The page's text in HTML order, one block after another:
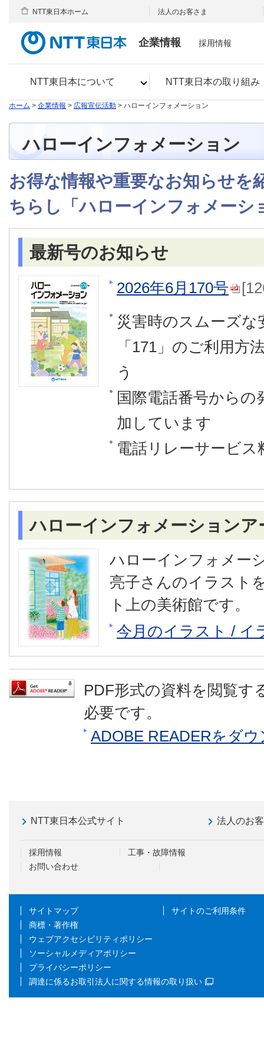
企業情報
NTT東日本について NTT東日本の取り組み
NTT東日本ホーム 法人のお客さま
採用情報
ホーム > 企業情報 > 広報宣伝活動 > ハローインフォメーション
ハローインフォメーション
お得な情報や重要なお知らせを
ちらし「ハローインフォメーシ
最新号のお知らせ
2026年6月170号
災害時のスムーズな
「171」のご利用方
う
国際電話番号から
加しています
電話リレーサービス
ハローインフォメーション
ハローインフォメー
亮子さんのイラスト
ト上の美術館です。
今月のイラスト / イ
PDF形式の資料を閲覧す
必要です。
ADOBE READERをダ
NTT東日本公式サイト 法人のお
採用情報
工事・故障情報
お問い合わせ
サイトマップ
サイトのご利用条件
商標・著作権
ウェブアクセシビリティポリシー
ソーシャルメディアポリシー
プライバシーポリシー
調達に係るお取引法人に関する情報の取り扱い